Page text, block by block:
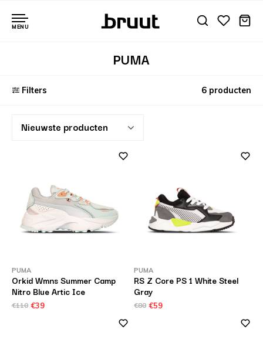
MENU
PUMA
Filters 6 producten
Nieuwste producten
PUMA
Orkid Wmns Summer Camp
Nitro Blue Artic Ice
€110 €39
PUMA
RS Z Core PS 1 White Steel
Gray
€80 €59